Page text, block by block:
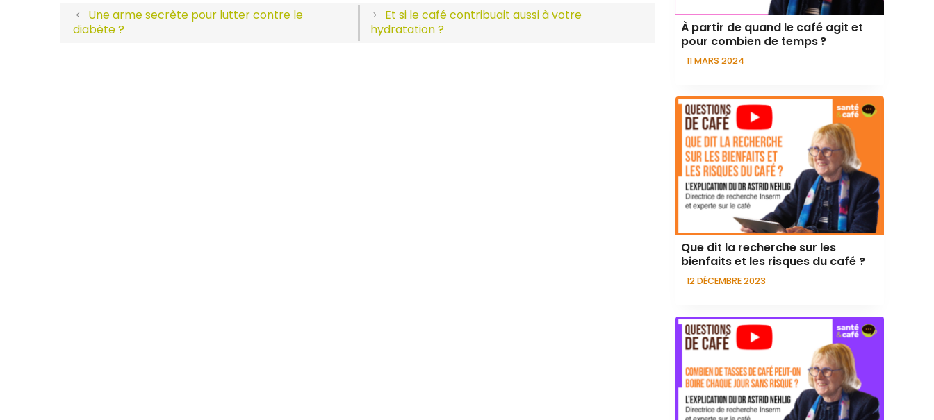
Une arme secrète pour lutter contre le
diabète ?
Et si le café contribuait aussi à votre
hydratation ?
À partir de quand le café agit et
pour combien de temps ?
11 MARS 2024
Que dit la recherche sur les
bienfaits et les risques du café ?
12 DÉCEMBRE 2023